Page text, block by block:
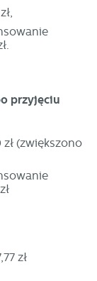
przyjęciu
(zwiększono
zł